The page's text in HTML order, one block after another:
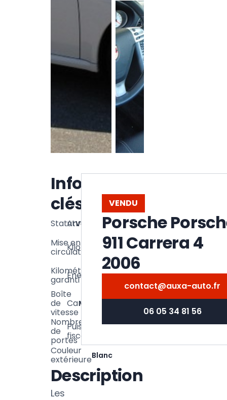
Voir la
Informations
clés
StatutVendu
Année 2006
Mise en
circulation 04/2006
Kilométrage
99
360
km
Kilométrage
garanti
99
360
Énergie Essence
Boîte
de
vitesse
Manuelle
Carrosserie
Nombre
de
portes
Puissance
fiscale
26
Couleur
extérieureBlanc
Description
Les
VENDU
Porsche
911 Carrera 4
2006
contact@auxa-auto.fr
06 05 34 81 56